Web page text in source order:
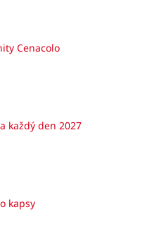
Cenacolo
každý den 2027
kapsy